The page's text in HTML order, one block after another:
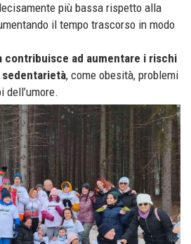
più bassa rispetto alla
il tempo trascorso in modo
contribuisce ad aumentare i rischi
, come obesità, problemi